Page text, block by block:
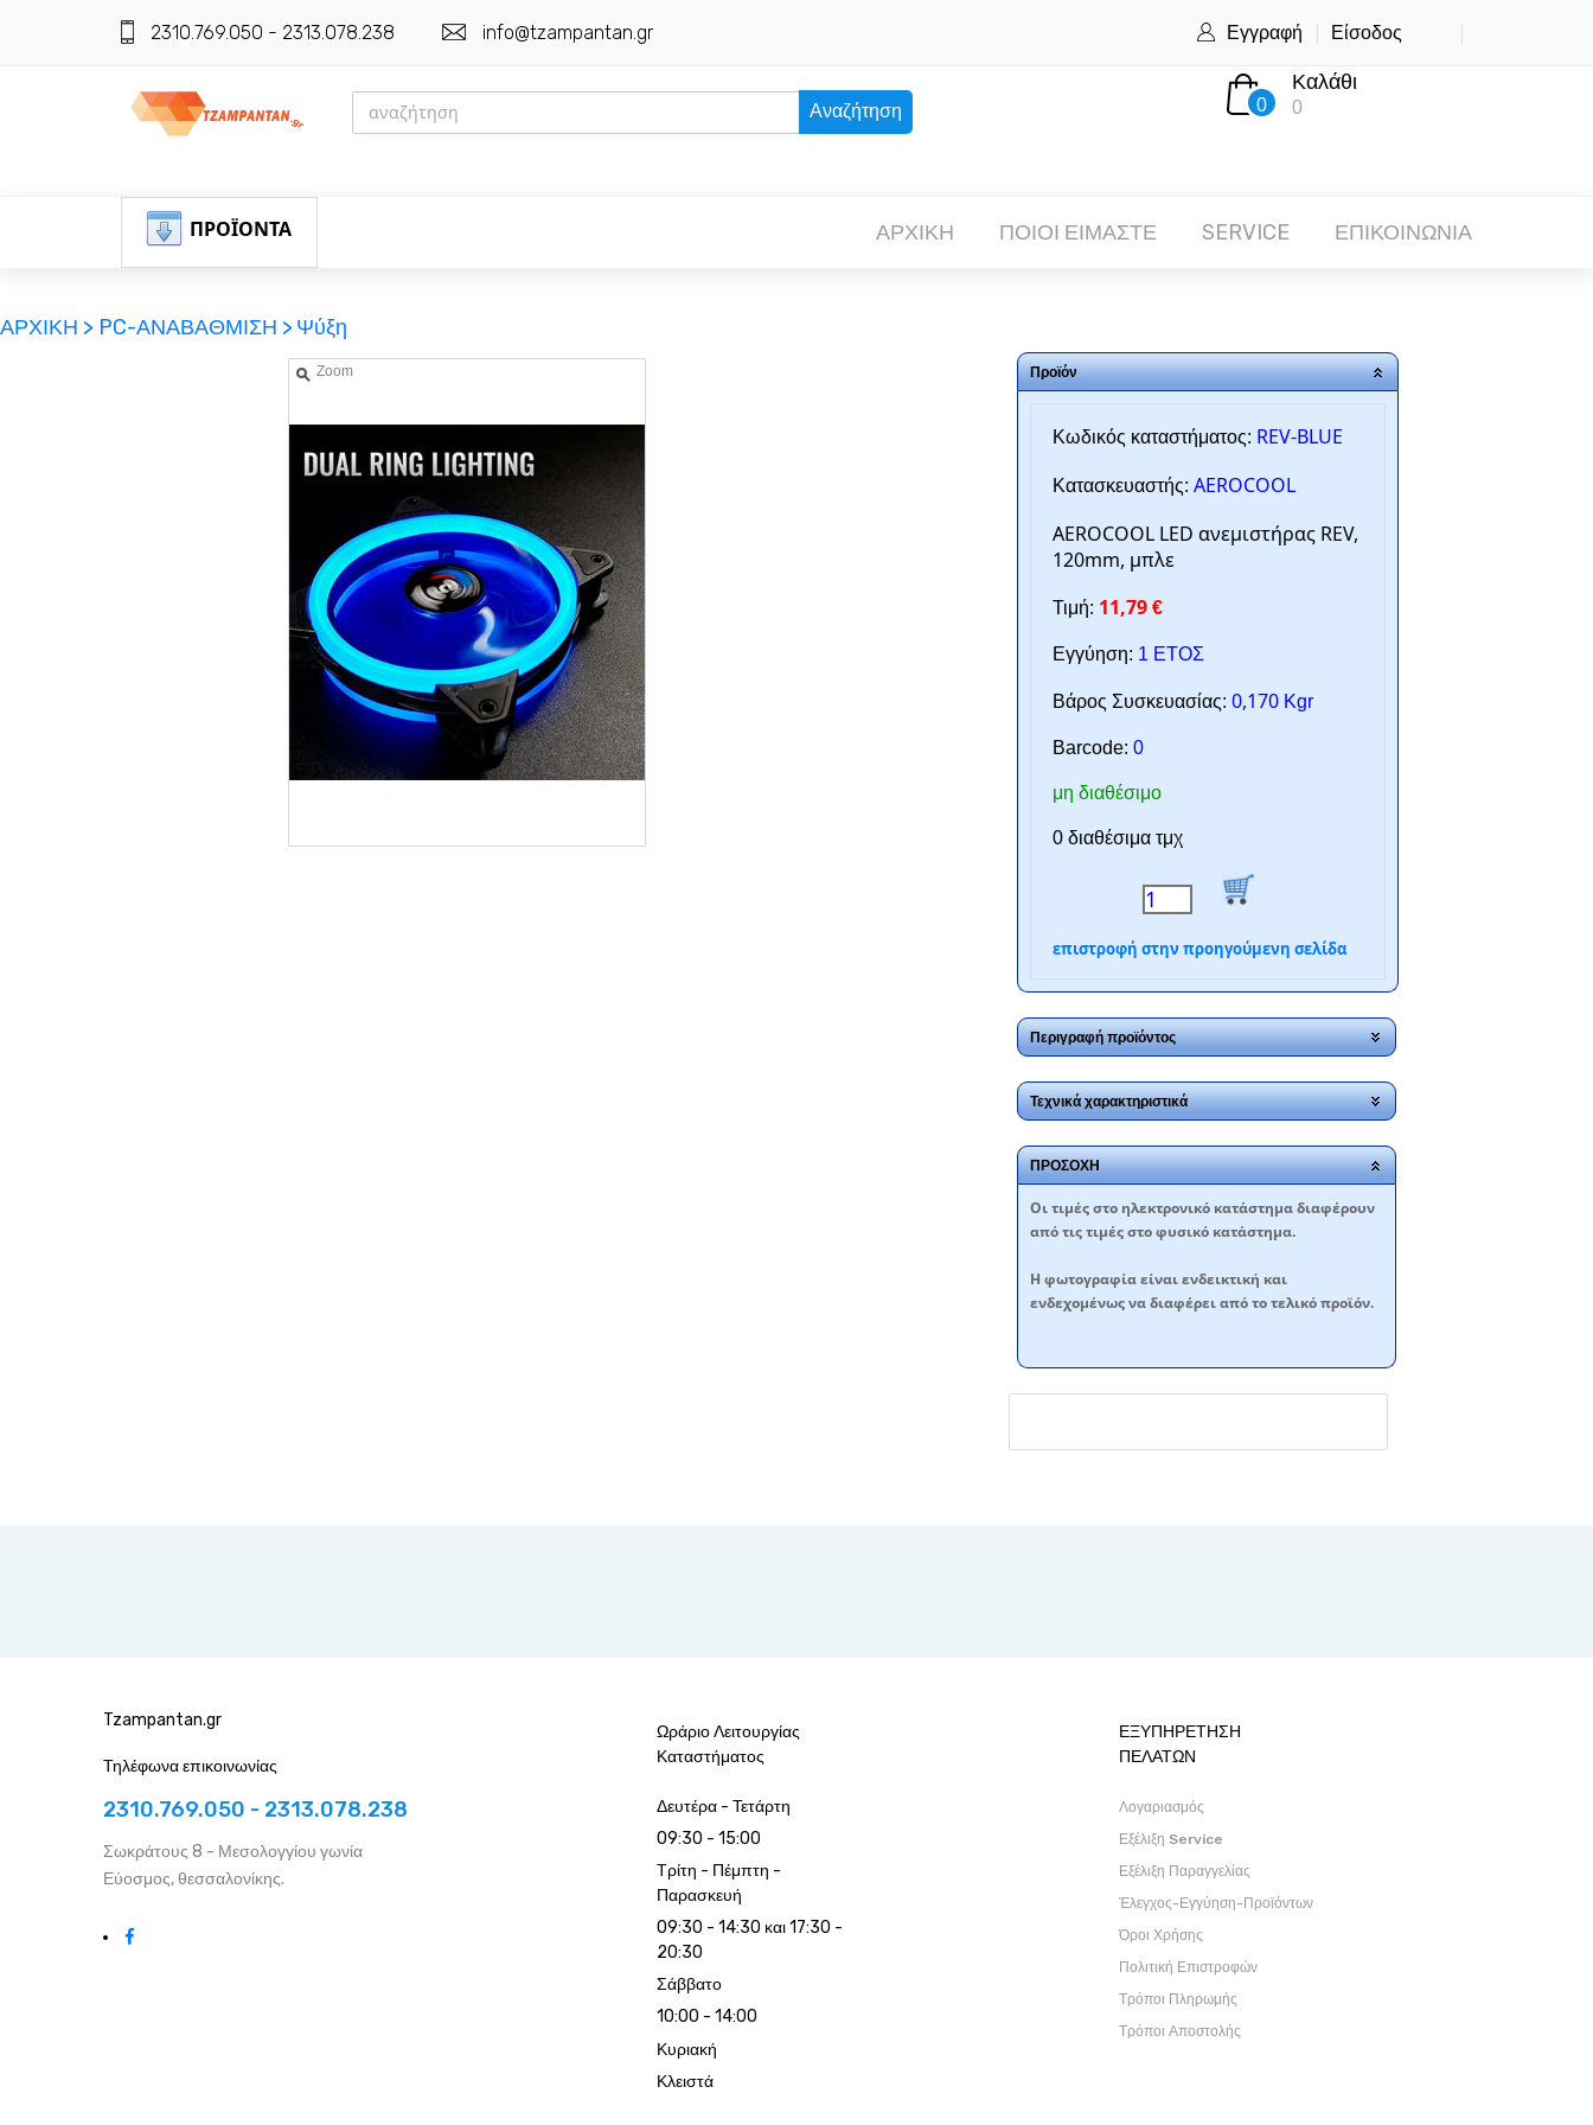
2310.769.050 - 2313.078.238 info@tzampantan.gr Εγγραφή Είσοδος
Αναζήτηση 0
Καλάθι
0
ΠΡΟΪΟΝΤΑ ΑΡΧΙΚΗ ΠΟΙΟΙ ΕΙΜΑΣΤΕ SERVICE ΕΠΙΚΟΙΝΩΝΙΑ
ΑΡΧΙΚΗ > PC-ΑΝΑΒΑΘΜΙΣΗ > Ψύξη
Zoom Προϊόν
Κωδικός καταστήματος: REV-BLUE
Κατασκευαστής: AEROCOOL
AEROCOOL LED ανεμιστήρας REV,
120mm, μπλε
Τιμή: 11,79 €
Εγγύηση: 1 ΕΤΟΣ
Βάρος Συσκευασίας: 0,170 Kgr
Barcode: 0
μη διαθέσιμο
0 διαθέσιμα τμχ
επιστροφή στην προηγούμενη σελίδα
Περιγραφή προϊόντος
Τεχνικά χαρακτηριστικά
ΠΡΟΣΟΧΗ
Oι τιμές στο ηλεκτρονικό κατάστημα διαφέρουν
από τις τιμές στο φυσικό κατάστημα.
Η φωτογραφία είναι ενδεικτική και
ενδεχομένως να διαφέρει από το τελικό προϊόν.
Tzampantan.gr
Τηλέφωνα επικοινωνίας
2310.769.050 - 2313.078.238
Σωκράτους 8 - Μεσολογγίου γωνία
Εύοσμος, θεσσαλονίκης.
Ωράριο Λειτουργίας
Καταστήματος
Δευτέρα - Τετάρτη
09:30 - 15:00
Τρίτη - Πέμπτη -
Παρασκευή
09:30 - 14:30 και 17:30 -
20:30
Σάββατο
10:00 - 14:00
Κυριακή
Κλειστά
ΕΞΥΠΗΡΕΤΗΣΗ
ΠΕΛΑΤΩΝ
Λογαριασμός
Εξέλιξη Service
Εξέλιξη Παραγγελίας
Έλεγχος-Εγγύηση-Προϊόντων
Όροι Χρήσης
Πολιτική Επιστροφών
Τρόποι Πληρωμής
Τρόποι Αποστολής